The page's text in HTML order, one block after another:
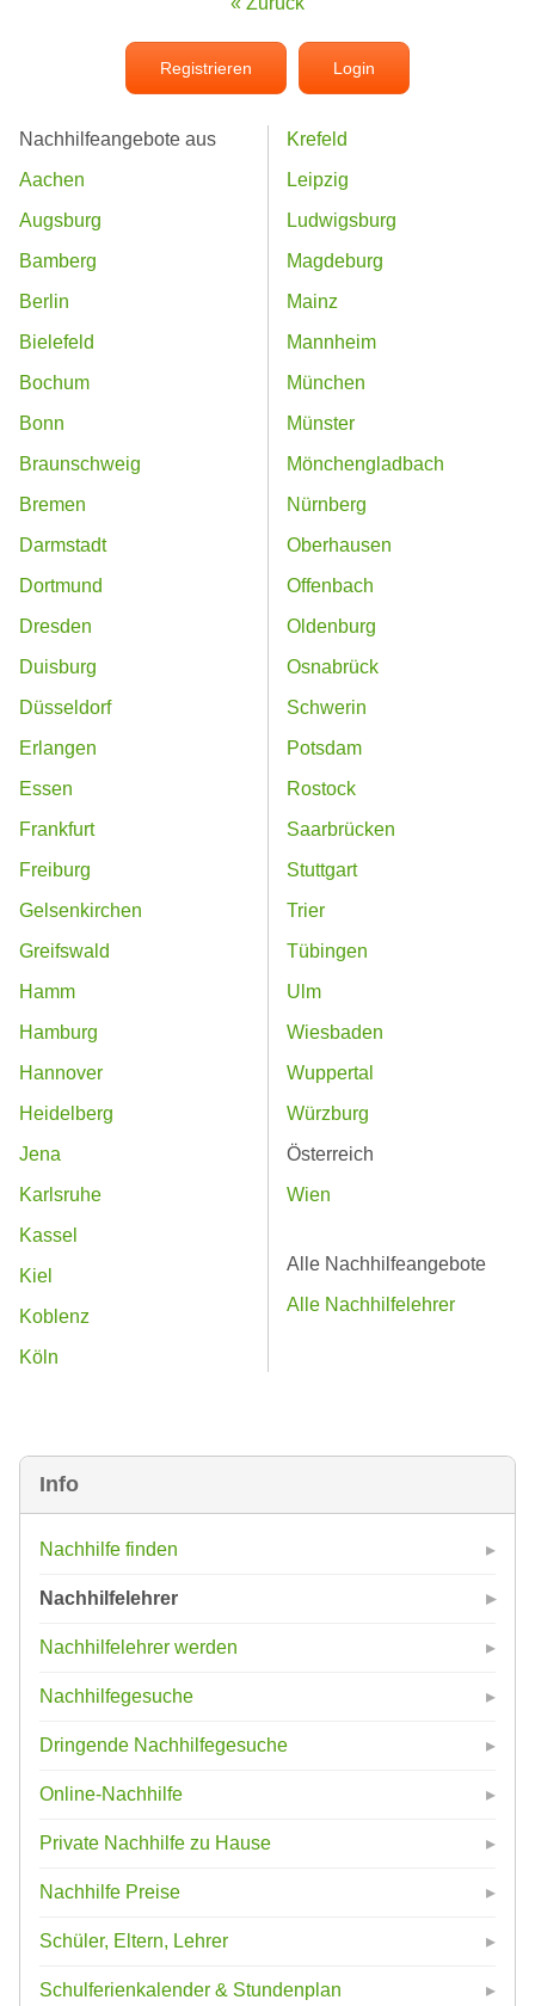
Info
Nachhilfe finden
Nachhilfelehrer
Nachhilfelehrer werden
Nachhilfegesuche
Dringende Nachhilfegesuche
Online-Nachhilfe
Private Nachhilfe zu Hause
Nachhilfe Preise
Schüler, Eltern, Lehrer
Schulferienkalender & Stundenplan
Registrieren Login
Nachhilfeangebote aus
Aachen
Augsburg
Bamberg
Berlin
Bielefeld
Bochum
Bonn
Braunschweig
Bremen
Darmstadt
Dortmund
Dresden
Duisburg
Düsseldorf
Erlangen
Essen
Frankfurt
Freiburg
Gelsenkirchen
Greifswald
Hamm
Hamburg
Hannover
Heidelberg
Jena
Karlsruhe
Kassel
Kiel
Koblenz
Köln
Krefeld
Leipzig
Ludwigsburg
Magdeburg
Mainz
Mannheim
München
Münster
Mönchengladbach
Nürnberg
Oberhausen
Offenbach
Oldenburg
Osnabrück
Schwerin
Potsdam
Rostock
Saarbrücken
Stuttgart
Trier
Tübingen
Ulm
Wiesbaden
Wuppertal
Würzburg
Österreich
Wien
Alle Nachhilfeangebote
Alle Nachhilfelehrer